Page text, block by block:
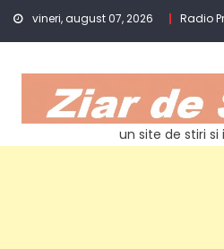
Skip
vineri, august 07, 2026 Radio
un site de stiri